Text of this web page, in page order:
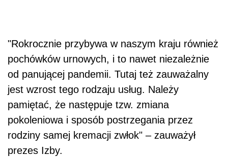
"Rokrocznie przybywa w naszym kraju również
pochówków urnowych, i to nawet niezależnie
od panującej pandemii. Tutaj też zauważalny
jest wzrost tego rodzaju usług. Należy
pamiętać, że następuje tzw. zmiana
pokoleniowa i sposób postrzegania przez
rodziny samej kremacji zwłok" – zauważył
prezes Izby.